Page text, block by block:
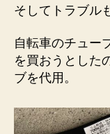
そしてトラブル
自転車のチュー
を買おうとした
ブを代用。